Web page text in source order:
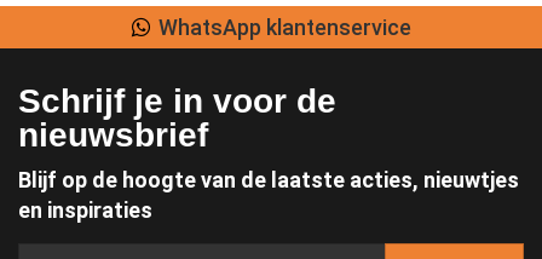
WhatsApp klantenservice
Schrijf je in voor de
nieuwsbrief
Blijf op de hoogte van de laatste acties, nieuwtjes
en inspiraties